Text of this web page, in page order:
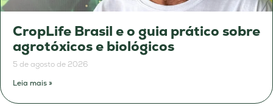
CropLife Brasil e o guia prático sobre
agrotóxicos e biológicos
5 de agosto de 2026
Leia mais »